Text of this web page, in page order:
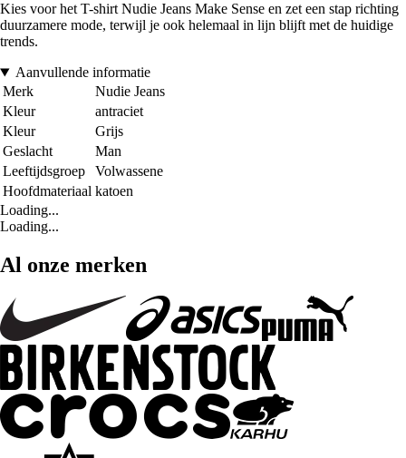
Kies voor het T-shirt Nudie Jeans Make Sense en zet een stap richting
duurzamere mode, terwijl je ook helemaal in lijn blijft met de huidige
trends.
Aanvullende informatie
Merk
Nudie Jeans
Kleur
antraciet
Kleur
Grijs
Geslacht
Man
Leeftijdsgroep
Volwassene
Hoofdmateriaal katoen
Loading...
Loading...
Al onze merken